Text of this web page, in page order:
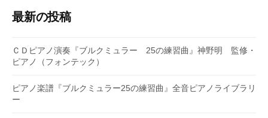
最新の投稿
ＣＤピアノ演奏『ブルクミュラー 25の練習曲』神野明 監修・
ピアノ（フォンテック）
ピアノ楽譜『ブルクミュラー25の練習曲』全音ピアノライブラリ
ー